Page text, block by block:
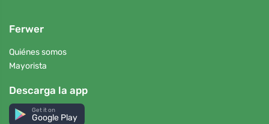
Ferwer
Quiénes somos
Mayorista
Descarga la app
Get it on
Google Play